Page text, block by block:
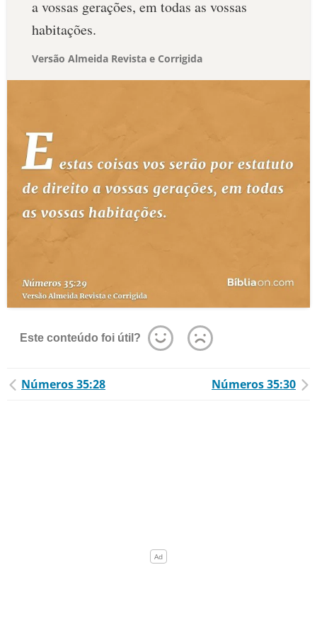
a vossas gerações, em todas as vossas
habitações.
Versão Almeida Revista e Corrigida
Este conteúdo foi útil?
Números 35:28 Números 35:30